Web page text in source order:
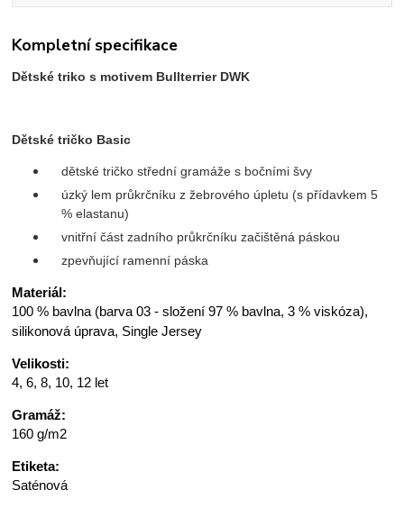
Kompletní specifikace
Dětské triko s motivem Bullterrier DWK
Dětské tričko Basic
dětské tričko střední gramáže s bočními švy
úzký lem průkrčníku z žebrového úpletu (s přídavkem 5
% elastanu)
vnitřní část zadního průkrčníku začištěná páskou
zpevňující ramenní páska
Materiál:
100 % bavlna (barva 03 - složení 97 % bavlna, 3 % viskóza),
silikonová úprava, Single Jersey
Velikosti:
4, 6, 8, 10, 12 let
Gramáž:
160 g/m2
Etiketa:
Saténová